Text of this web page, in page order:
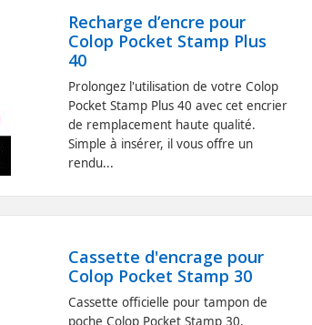
Recharge d’encre pour
Colop Pocket Stamp Plus
40
Prolongez l'utilisation de votre Colop
Pocket Stamp Plus 40 avec cet encrier
de remplacement haute qualité.
Simple à insérer, il vous offre un
rendu...
Cassette d'encrage pour
Colop Pocket Stamp 30
Cassette officielle pour tampon de
poche Colop Pocket Stamp 30,